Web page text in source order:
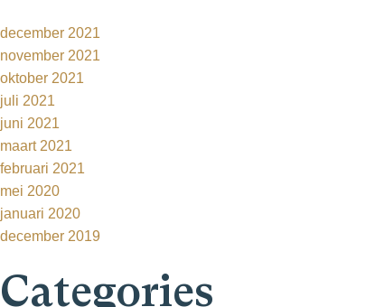
december 2021
november 2021
oktober 2021
juli 2021
juni 2021
maart 2021
februari 2021
mei 2020
januari 2020
december 2019
Categories